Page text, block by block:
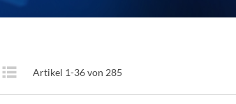
Anzeigen
Liste Artikel 1-36von 285